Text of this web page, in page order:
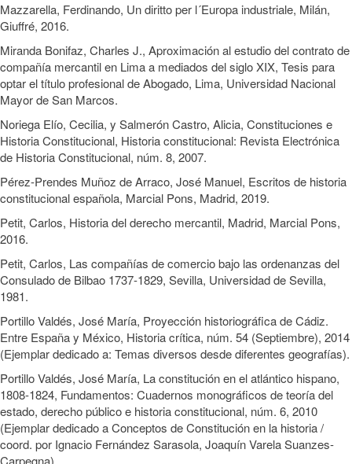
Mazzarella, Ferdinando, Un diritto per l´Europa industriale, Milán,
Giuffré, 2016.
Miranda Bonifaz, Charles J., Aproximación al estudio del contrato de
compañía mercantil en Lima a mediados del siglo XIX, Tesis para
optar el título profesional de Abogado, Lima, Universidad Nacional
Mayor de San Marcos.
Noriega Elío, Cecilia, y Salmerón Castro, Alicia, Constituciones e
Historia Constitucional, Historia constitucional: Revista Electrónica
de Historia Constitucional, núm. 8, 2007.
Pérez-Prendes Muñoz de Arraco, José Manuel, Escritos de historia
constitucional española, Marcial Pons, Madrid, 2019.
Petit, Carlos, Historia del derecho mercantil, Madrid, Marcial Pons,
2016.
Petit, Carlos, Las compañías de comercio bajo las ordenanzas del
Consulado de Bilbao 1737-1829, Sevilla, Universidad de Sevilla,
1981.
Portillo Valdés, José María, Proyección historiográfica de Cádiz.
Entre España y México, Historia crítica, núm. 54 (Septiembre), 2014
(Ejemplar dedicado a: Temas diversos desde diferentes geografías).
Portillo Valdés, José María, La constitución en el atlántico hispano,
1808-1824, Fundamentos: Cuadernos monográficos de teoría del
estado, derecho público e historia constitucional, núm. 6, 2010
(Ejemplar dedicado a Conceptos de Constitución en la historia /
coord. por Ignacio Fernández Sarasola, Joaquín Varela Suanzes-
Carpegna).